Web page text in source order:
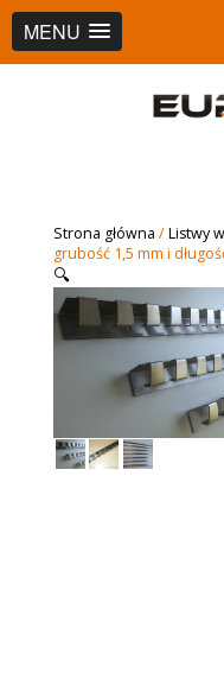
MENU
Strona główna /Listwy
grubość 1,5 mm i
🔍